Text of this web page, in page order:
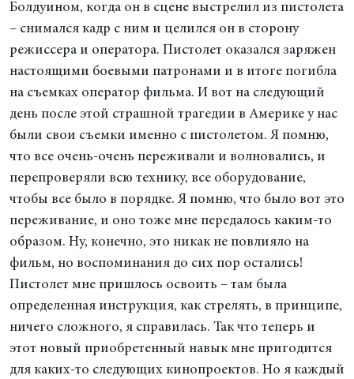
Болдуином, когда он в сцене выстрелил из пистолета
– снимался кадр с ним и целился он в сторону
режиссера и оператора. Пистолет оказался заряжен
настоящими боевыми патронами и в итоге погибла
на съемках оператор фильма. И вот на следующий
день после этой страшной трагедии в Америке у нас
были свои съемки именно с пистолетом. Я помню,
что все очень-очень переживали и волновались, и
перепроверяли всю технику, все оборудование,
чтобы все было в порядке. Я помню, что было вот это
переживание, и оно тоже мне передалось каким-то
образом. Ну, конечно, это никак не повлияло на
фильм, но воспоминания до сих пор остались!
Пистолет мне пришлось освоить – там была
определенная инструкция, как стрелять, в принципе,
ничего сложного, я справилась. Так что теперь и
этот новый приобретенный навык мне пригодится
для каких-то следующих кинопроектов. Но я каждый